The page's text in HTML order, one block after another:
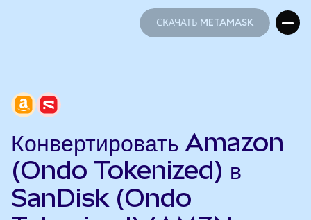
СКАЧАТЬ METAMASK
Конвертировать Amazon
(Ondo Tokenized) в
SanDisk (Ondo